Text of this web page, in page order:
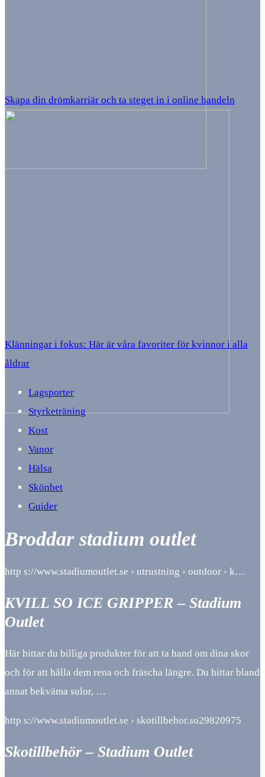
Skapa din drömkarriär och ta steget in i online handeln
Klänningar i fokus: Här är våra favoriter för kvinnor i alla
åldrar
Lagsporter
Styrketräning
Kost
Vanor
Hälsa
Skönhet
Guider
Broddar stadium outlet
http s://www.stadiumoutlet.se › utrustning › outdoor › k…
KVILL SO ICE GRIPPER – Stadium
Outlet
Här hittar du billiga produkter för att ta hand om dina skor
och för att hålla dem rena och fräscha längre. Du hittar bland
annat bekväma sulor, …
http s://www.stadiumoutlet.se › skotillbehor.so29820975
Skotillbehör – Stadium Outlet